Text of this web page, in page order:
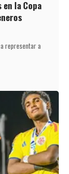
la Copa
representar a